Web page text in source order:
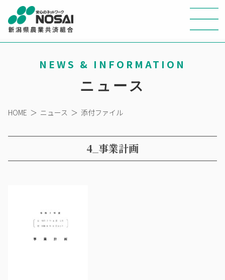
NEWS & INFORMATION
ニュース
HOME ＞ ニュース ＞ 添付ファイル
4_事業計画